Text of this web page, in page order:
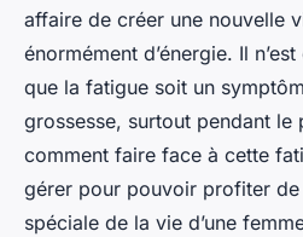
affaire de créer une nouvelle
énormément d’énergie. Il
que la fatigue soit un
grossesse, surtout pendant le
comment faire face à cette
gérer pour pouvoir profiter
spéciale de la vie d’une